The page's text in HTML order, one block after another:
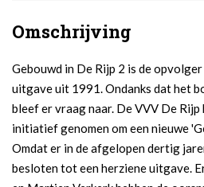
Omschrijving
Gebouwd in De Rijp 2 is de
uitgave uit 1991. Ondanks dat het
bleef er vraag naar. De VVV De
initiatief genomen om een nieuwe
Omdat er in de afgelopen dertig
besloten tot een herziene uitgave.